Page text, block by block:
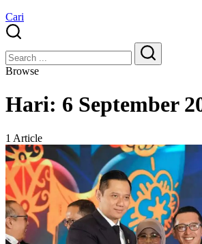
Cari
Search
Search
Browse
Hari: 6 September
1 Article